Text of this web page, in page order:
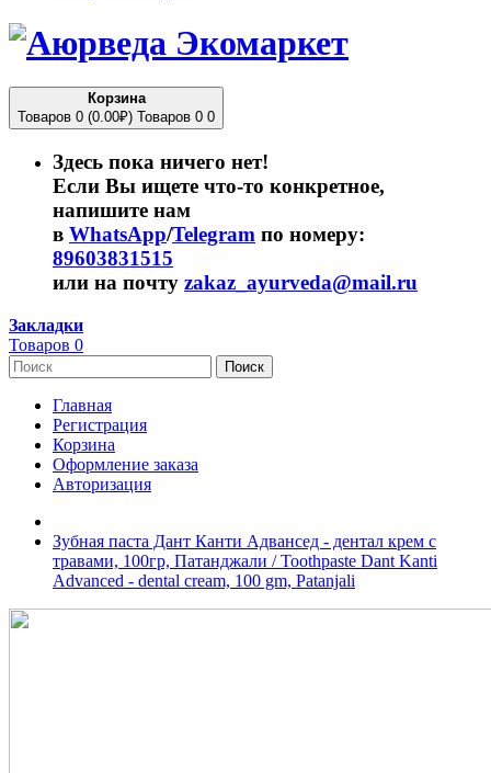
Корзина
Товаров 0 (0.00₽) Товаров 0 0
Здесь пока ничего нет!
Если Вы ищете что-то конкретное,
напишите нам
в WhatsApp/Telegram по номеру:
89603831515
или на почту zakaz_ayurveda@mail.ru
Закладки
Товаров 0
Поиск
Главная
Регистрация
Корзина
Оформление заказа
Авторизация
Зубная паста Дант Канти Адвансед - дентал крем с
травами, 100гр, Патанджали / Toothpaste Dant Kanti
Advanced - dental cream, 100 gm, Patanjali